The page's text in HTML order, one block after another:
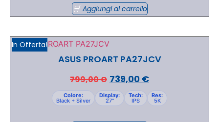
Aggiungi al carrello
In Offerta!
ASUS PROART PA27JCV
799,00€ 739,00 €
Colore:
Black + Silver
Display:
27"
Tech:
IPS
Res:
5K